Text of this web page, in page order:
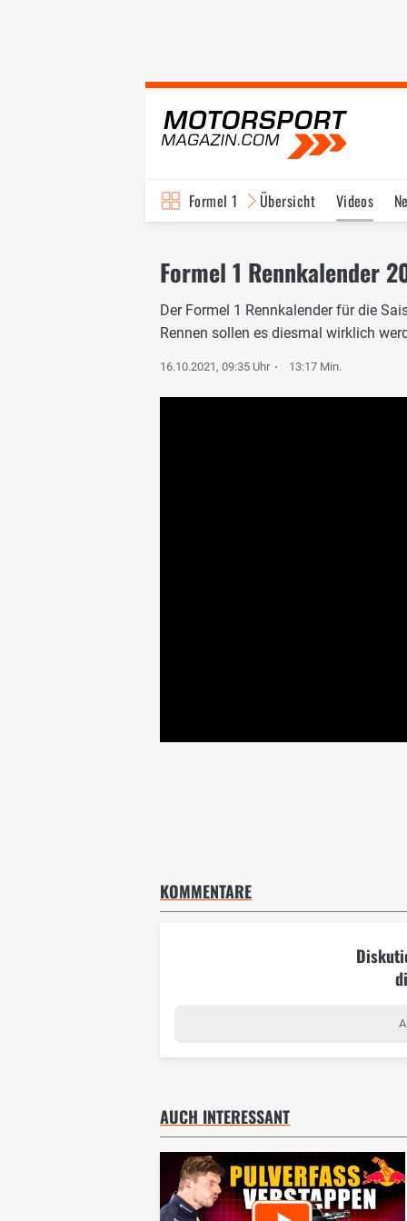
Formel 1 Übersicht Videos
Formel 1 Rennkalender
Der Formel 1 Rennkalender für die
Rennen sollen es diesmal wirklich
16.10.2021, 09:35 Uhr 13:17 Min.
KOMMENTARE
AUCH INTERESSANT